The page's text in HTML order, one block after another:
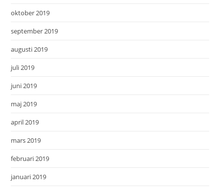
oktober 2019
september 2019
augusti 2019
juli 2019
juni 2019
maj 2019
april 2019
mars 2019
februari 2019
januari 2019